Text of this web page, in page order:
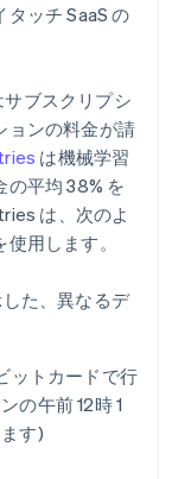
ッチ SaaS の
ブスクリプシ
ョンの料金が請
は機械学習
の平均 38% を
は、次のよ
用します。
た、異なるデ
ットカードで行
の午前 12時 1
す)